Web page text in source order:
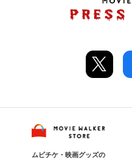
ムビチケ・映画グッズの